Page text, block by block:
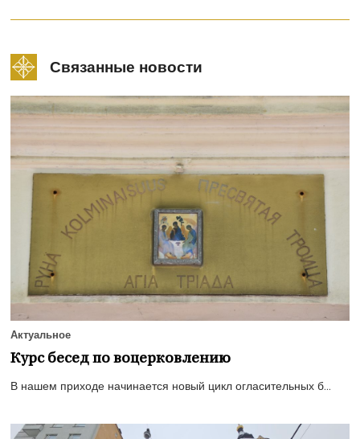
Связанные новости
Актуальное
Курс бесед по воцерковлению
В нашем приходе начинается новый цикл огласительных б...